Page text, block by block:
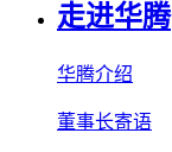
走进华腾
华腾介绍
董事长寄语